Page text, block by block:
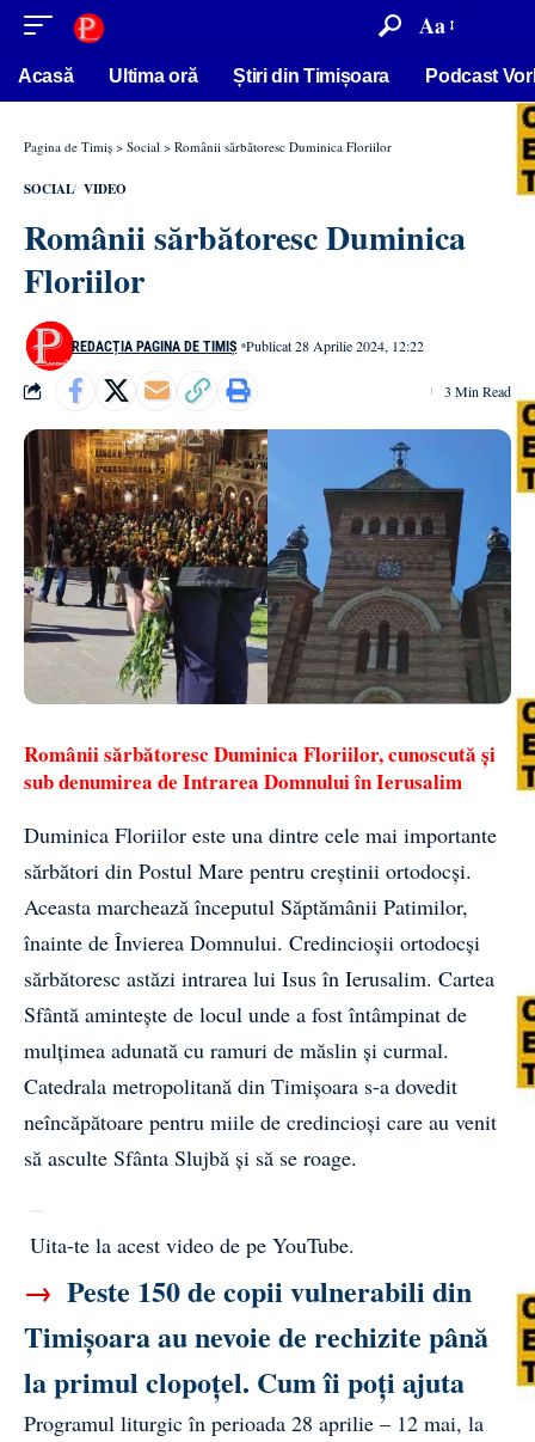
conținut Aa
Acasă Ultima oră Știri din Timișoara Podcast
Pagina de Timiș > Social > Românii sărbătoresc Duminica Floriilor
SOCIAL VIDEO
Românii sărbătoresc Duminica
Floriilor
REDACȚIA PAGINA DE TIMIȘ Publicat 28 Aprilie 2024, 12:22
3 Min Read
Românii sărbătoresc Duminica Floriilor, cunoscută și
sub denumirea de Intrarea Domnului în Ierusalim
Duminica Floriilor este una dintre cele mai importante
sărbători din Postul Mare pentru creștinii ortodocși.
Aceasta marchează începutul Săptămânii Patimilor,
înainte de Învierea Domnului. Credincioșii ortodocși
sărbătoresc astăzi intrarea lui Isus în Ierusalim. Cartea
Sfântă amintește de locul unde a fost întâmpinat de
mulțimea adunată cu ramuri de măslin și curmal.
Catedrala metropolitană din Timișoara s-a dovedit
neîncăpătoare pentru miile de credincioși care au venit
să asculte Sfânta Slujbă și să se roage.
Uita-te la acest video de pe YouTube.
→ Peste 150 de copii vulnerabili din
Timișoara au nevoie de rechizite până
la primul clopoțel. Cum îi poți ajuta
Programul liturgic în perioada 28 aprilie – 12 mai, la